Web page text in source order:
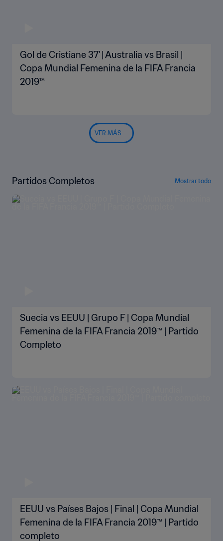
Gol de Cristiane 37' | Australia vs Brasil |
Copa Mundial Femenina de la FIFA Francia
2019™
VER MÁS
Partidos Completos Mostrar todo
Suecia vs EEUU | Grupo F | Copa Mundial
Femenina de la FIFA Francia 2019™ | Partido
Completo
EEUU vs Países Bajos | Final | Copa Mundial
Femenina de la FIFA Francia 2019™ | Partido
completo